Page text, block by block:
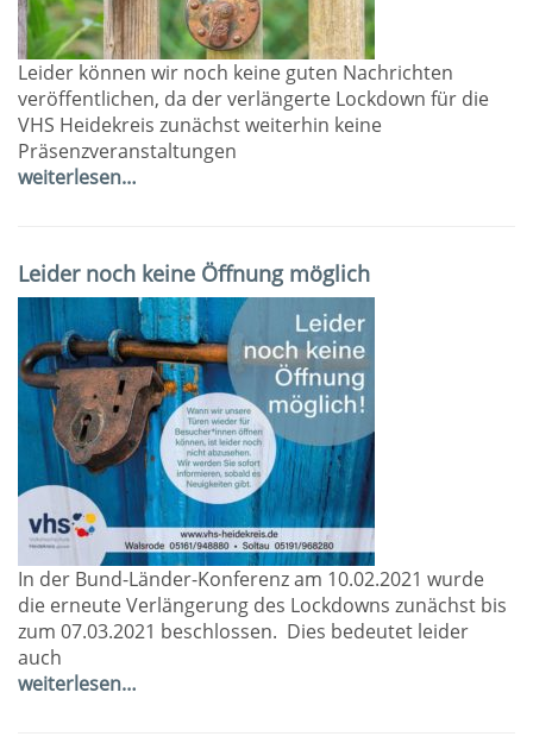
Leider können wir noch keine guten Nachrichten
veröffentlichen, da der verlängerte Lockdown für die
VHS Heidekreis zunächst weiterhin keine
Präsenzveranstaltungen
weiterlesen…
Leider noch keine Öffnung möglich
In der Bund-Länder-Konferenz am 10.02.2021 wurde
die erneute Verlängerung des Lockdowns zunächst bis
zum 07.03.2021 beschlossen. Dies bedeutet leider
auch
weiterlesen…